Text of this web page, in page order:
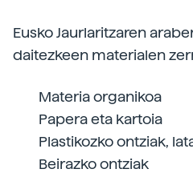
Eusko Jaurlaritzaren
daitezkeen materialen
Materia organikoa
Papera eta kartoia
Plastikozko ontziak,
Beirazko ontziak